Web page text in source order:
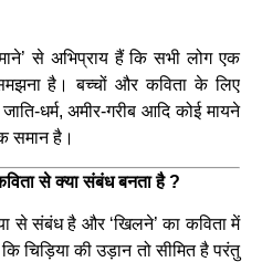
से अभिप्राय हैं कि सभी लोग एक
है। बच्चों और कविता के लिए
धर्म, अमीर-गरीब आदि कोई मायने
समान है।
से क्या संबंध बनता है ?
से संबंध है और ‘खिलने’ का कविता में
चिड़िया की उड़ान तो सीमित है परंतु